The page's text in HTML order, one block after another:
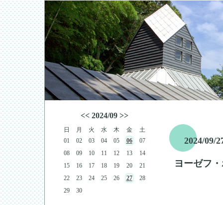
<< 2024/09 >>
日 月 火 水 木 金
土
01
02 03 04 05 06
07
08
09 10 11 12 13
14
15
16 17 18 19 20
21
22
23 24 25 26 27
28
29
30
ヨーゼフ
2024/09/